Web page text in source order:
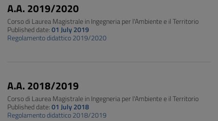
A.A. 2019/2020
Corso di Laurea Magistrale in Ingegneria per l'Ambiente e il Territorio
Published date:01 July 2019
Regolamento didattico 2019/2020
A.A. 2018/2019
Corso di Laurea Magistrale in Ingegneria per l'Ambiente e il Territorio
Published date:01 July 2018
Regolamento didattico 2018/2019